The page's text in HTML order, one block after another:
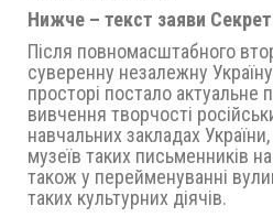
Нижче – текст заяви
Після повномасштабного
суверенну незалежну
просторі постало актуальне
вивчення творчості
навчальних закладах
музеїв таких письменників на
також у перейменуванні
таких культурних діячів.